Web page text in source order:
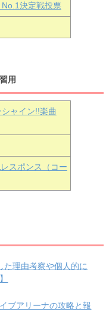
決定戦投票
用
ャイン!!楽曲
スポンス（コー
た理由考察や個人的に
ブアリーナの攻略と報